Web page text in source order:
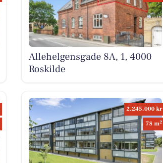
Allehelgensgade 8A, 1, 4000
Roskilde
2.245.000 kr
78 m2